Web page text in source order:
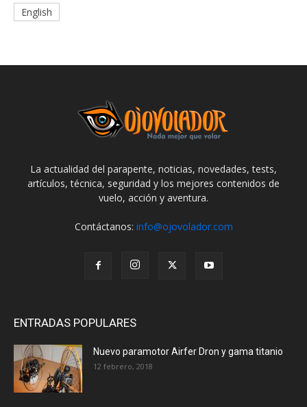
English
La actualidad del parapente, noticias, novedades, tests,
artículos, técnica, seguridad y los mejores contenidos de
vuelo, acción y aventura.
Contáctanos: info@ojovolador.com
ENTRADAS POPULARES
Nuevo paramotor Airfer Dron y gama titanio
12 febrero, 2018